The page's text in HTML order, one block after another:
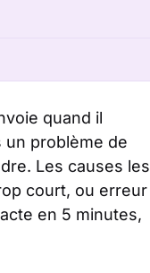
quand il
un problème de
Les causes les
court, ou erreur
en 5 minutes,